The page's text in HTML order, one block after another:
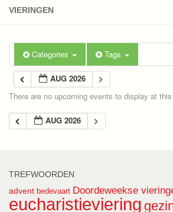
VIERINGEN
Categories Tags
AUG 2026
There are no upcoming events to display at
AUG 2026
TREFWOORDEN
advent bedevaart Doordeweekse
eucharistieviering